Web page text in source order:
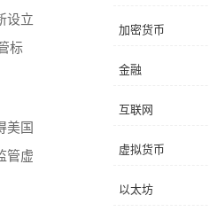
设立
标
美国
管虚
加密货币
金融
互联网
虚拟货币
以太坊